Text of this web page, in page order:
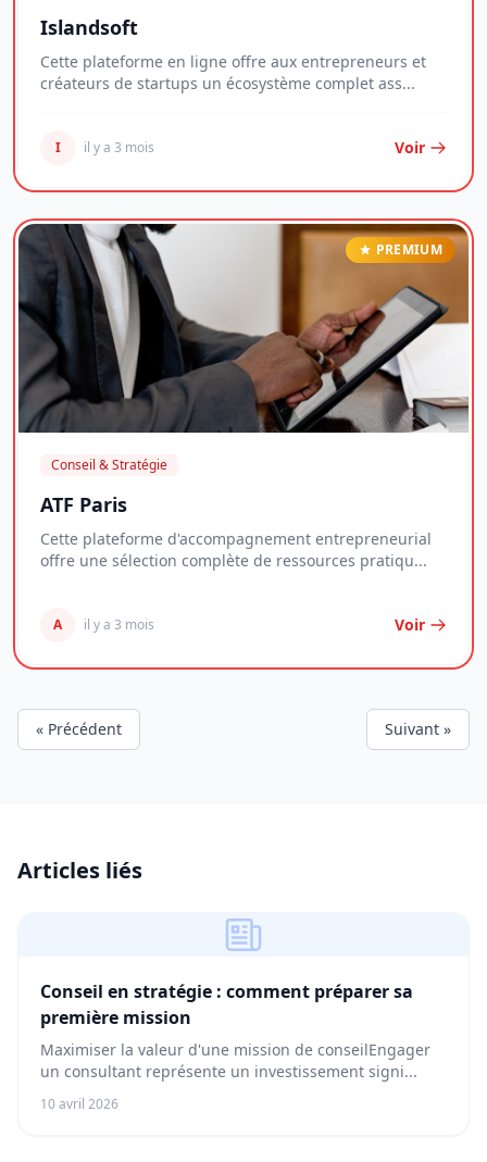
Islandsoft
Cette plateforme en ligne offre aux entrepreneurs et
créateurs de startups un écosystème complet ass...
I il y a 3 mois Voir
PREMIUM
Conseil & Stratégie
ATF Paris
Cette plateforme d'accompagnement entrepreneurial
offre une sélection complète de ressources pratiqu...
A il y a 3 mois Voir
« Précédent Suivant »
Articles liés
Conseil en stratégie : comment préparer sa
première mission
Maximiser la valeur d'une mission de conseilEngager
un consultant représente un investissement signi...
10 avril 2026